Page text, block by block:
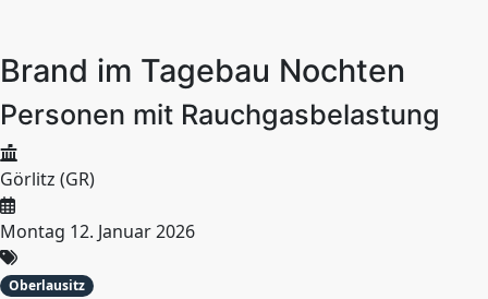
Brand im Tagebau Nochten
Personen mit Rauchgasbelastung
Görlitz (GR)
Montag 12. Januar 2026
Oberlausitz